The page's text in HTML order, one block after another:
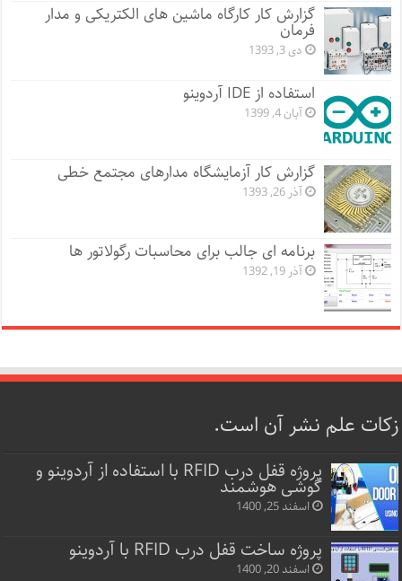
گزارش کار کارگاه ماشین های الکتریکی و مدار
فرمان
دی 3, 1393
استفاده از IDE آردوینو
آبان 4, 1399
گزارش کار آزمایشگاه مدارهای مجتمع خطی
آذر 26, 1393
برنامه ای جالب برای محاسبات رگولاتور ها
آذر 19, 1392
زکات علم نشر آن است.
پروژه قفل‌ درب RFID با استفاده از آردوینو و
گوشی هوشمند
اسفند 25, 1400
پروژه ساخت قفل‌ درب RFID با آردوینو
اسفند 20, 1400